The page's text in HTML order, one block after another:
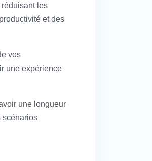
les
et des
vos
une expérience
une longueur
scénarios